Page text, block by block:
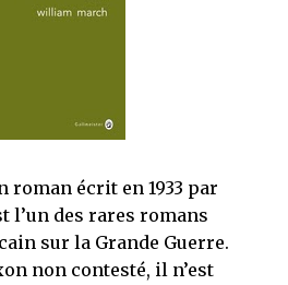
: tant l’univers que les protagonistes
roman écrit en 1933 par
l’un des rares romans
sur la Grande Guerre.
non contesté, il n’est